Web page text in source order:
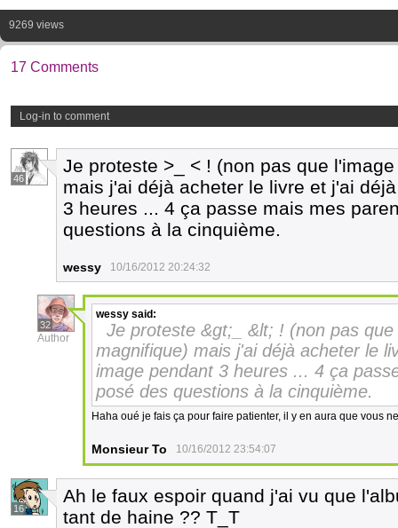
9269 views
17 Comments
Log-in to comment
46
Je proteste >_ < ! (non pas que
mais j'ai déjà acheter le livre et j'ai
3 heures ... 4 ça passe mais mes
questions à la cinquième.
wessy 10/16/2012 20:24:32
32
Author
wessy said:
Je proteste &gt;_ &lt; ! (non pas
magnifique) mais j'ai déjà acheter le
image pendant 3 heures ... 4 ça
posé des questions à la cinquième.
Haha oué je fais ça pour faire patienter, il y en aura que vous
Monsieur To 10/16/2012 23:54:07
16
Ah le faux espoir quand j'ai vu que
tant de haine ?? T_T